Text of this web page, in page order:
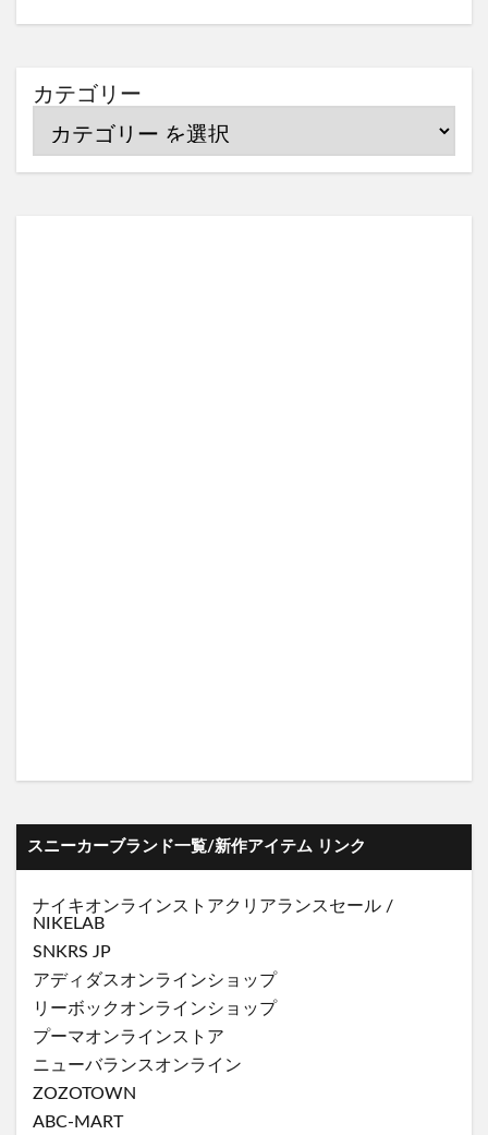
カテゴリー
スニーカーブランド一覧/新作アイテム リンク
ナイキオンラインストアクリアランスセール /
NIKELAB
SNKRS JP
アディダスオンラインショップ
リーボックオンラインショップ
プーマオンラインストア
ニューバランスオンライン
ZOZOTOWN
ABC-MART